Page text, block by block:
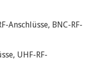
Anschlüsse, BNC-RF-
UHF-RF-